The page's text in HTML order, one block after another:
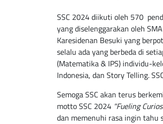
SSC 2024 diikuti oleh 570
yang diselenggarakan oleh
Karesidenan Besuki yang
selalu ada yang berbeda di
(Matematika & IPS) individu-
Indonesia, dan Story Telling.
Semoga SSC akan terus
motto SSC 2024 "Fueling
dan memenuhi rasa ingin tahu